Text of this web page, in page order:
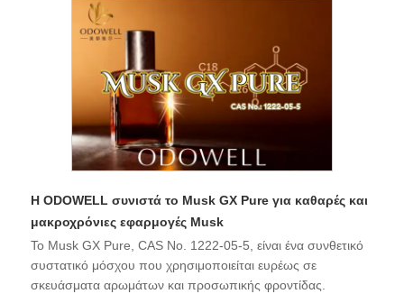
Η ODOWELL συνιστά το Musk GX Pure για καθαρές και
μακροχρόνιες εφαρμογές Musk
Το Musk GX Pure, CAS No. 1222-05-5, είναι ένα συνθετικό
συστατικό μόσχου που χρησιμοποιείται ευρέως σε
σκευάσματα αρωμάτων και προσωπικής φροντίδας.